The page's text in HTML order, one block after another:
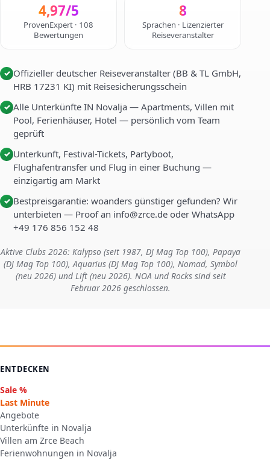
4,97/5
ProvenExpert · 108
Bewertungen
8
Sprachen · Lizenzierter
Reiseveranstalter
✓ Offizieller deutscher Reiseveranstalter (BB & TL GmbH,
HRB 17231 KI) mit Reisesicherungsschein
✓ Alle Unterkünfte IN Novalja — Apartments, Villen mit
Pool, Ferienhäuser, Hotel — persönlich vom Team
geprüft
✓ Unterkunft, Festival-Tickets, Partyboot,
Flughafentransfer und Flug in einer Buchung —
einzigartig am Markt
✓ Bestpreisgarantie: woanders günstiger gefunden? Wir
unterbieten — Proof an info@zrce.de oder WhatsApp
+49 176 856 152 48
Aktive Clubs 2026: Kalypso (seit 1987, DJ Mag Top 100), Papaya
(DJ Mag Top 100), Aquarius (DJ Mag Top 100), Nomad, Symbol
(neu 2026) und Lift (neu 2026). NOA und Rocks sind seit
Februar 2026 geschlossen.
ENTDECKEN
Sale %
Last Minute
Angebote
Unterkünfte in Novalja
Villen am Zrce Beach
Ferienwohnungen in Novalja